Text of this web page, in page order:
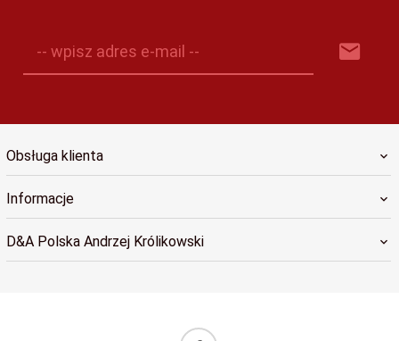
-- wpisz adres e-mail --
Obsługa klienta
Informacje
D&A Polska Andrzej Królikowski